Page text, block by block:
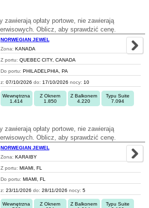
zawierają opłaty portowe, nie zawierają
Oblicz, aby sprawdzić cenę.
NORWEGIAN JEWEL
Zona: KANADA
Z portu: QUEBEC CITY, CANADA
Do portu: PHILADELPHIA, PA
z: 07/10/2026 do: 17/10/2026 nocy: 10
Wewnętrzna
1.414
Z Oknem
1.850
Z Balkonem
4.220
Typu Suite
7.094
zawierają opłaty portowe, nie zawierają
Oblicz, aby sprawdzić cenę.
NORWEGIAN JEWEL
Zona: KARAIBY
Z portu: MIAMI, FL
Do portu: MIAMI, FL
z: 23/11/2026 do: 28/11/2026 nocy: 5
Wewnętrzna
Z Oknem
Z Balkonem
Typu Suite